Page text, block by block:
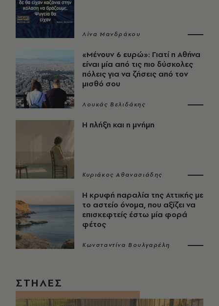
Λίνα Μανδράκου
«Μένουν 6 ευρώ»: Γιατί η Αθήνα
είναι μία από τις πιο δύσκολες
πόλεις για να ζήσεις από τον
μισθό σου
Λουκάς Βελιδάκης
Η πλήξη και η μνήμη
Κυριάκος Αθανασιάδης
Η κρυφή παραλία της Αττικής με
το αστείο όνομα, που αξίζει να
επισκεφτείς έστω μία φορά
φέτος
Κωνσταντίνα Βουλγαρέλη
ΣΤΗΛΕΣ